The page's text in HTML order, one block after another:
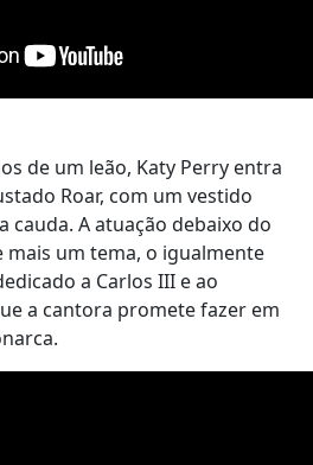
de um leão, Katy Perry entra
Roar, com um vestido
cauda. A atuação debaixo do
mais um tema, o igualmente
a Carlos III e ao
a cantora promete fazer em